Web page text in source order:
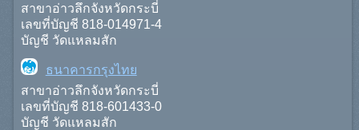
สาขาอ่าวลึกจังหวัดกระบี่
เลขที่บัญชี 818-014971-4
บัญชี วัดแหลมสัก
ธนาคารกรุงไทย
สาขาอ่าวลึกจังหวัดกระบี่
เลขที่บัญชี 818-601433-0
บัญชี วัดแหลมสัก